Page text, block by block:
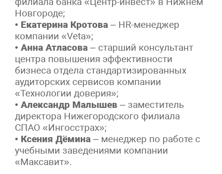
Новгороде;
• Екатерина Кротова – HR-менеджер
компании «Veta»;
• Анна Атласова – старший консультант
центра повышения эффективности
бизнеса отдела стандартизированных
аудиторских сервисов компании
«Технологии доверия»;
• Александр Малышев – заместитель
директора Нижегородского филиала
СПАО «Ингосстрах»;
• Ксения Дёмина – менеджер по работе с
учебными заведениями компании
«Максавит».